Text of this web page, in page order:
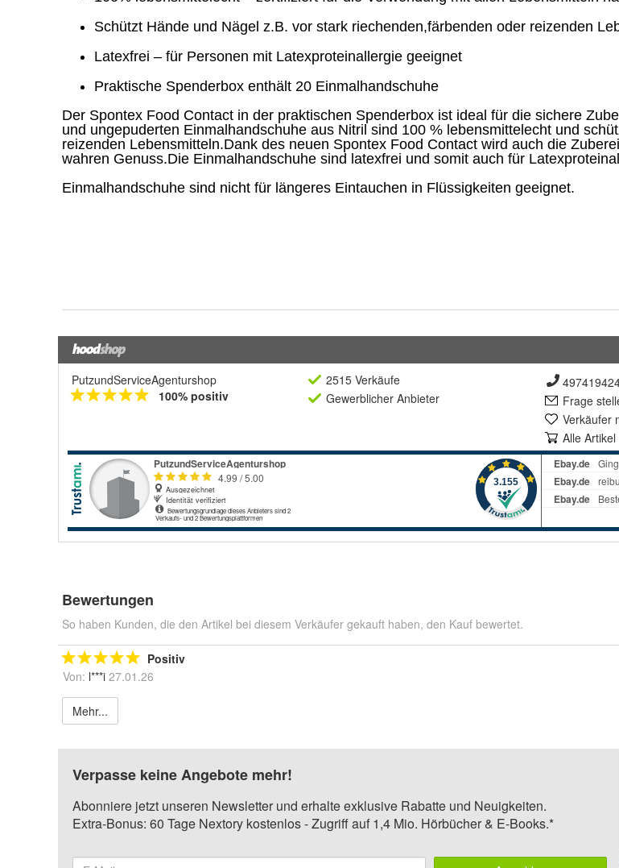
PutzundServiceAgenturshop
100% positiv
2515 Verkäufe
Gewerblicher Anbieter
Frage
Verkäufer
Alle Artikel
Bewertungen
So haben Kunden, die den Artikel bei diesem Verkäufer gekauft haben, den Kauf bewertet.
Positiv
Von: l***i 27.01.26
Mehr...
Verpasse keine Angebote mehr!
Abonniere jetzt unseren Newsletter und erhalte exklusive Rabatte und Neuigkeiten.
Extra-Bonus: 60 Tage Nextory kostenlos - Zugriff auf 1,4 Mio. Hörbücher & E-Books.*